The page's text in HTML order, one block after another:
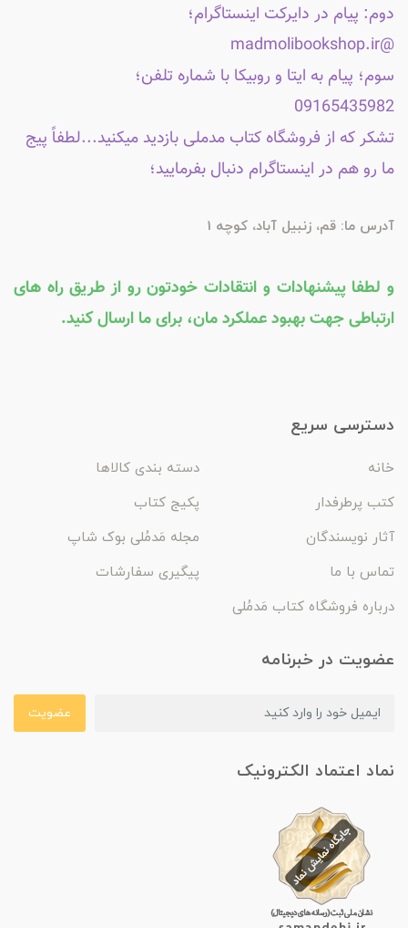
دوم: پیام در دایرکت اینستاگرام؛
@madmolibookshop.ir
سوم؛ پیام به ایتا و روبیکا با شماره تلفن؛
09165435982
تشکر که از فروشگاه کتاب مدملی بازدید میکنید...لطفاً پیج
ما رو هم در اینستاگرام دنبال بفرمایید؛
آدرس ما: قم، زنبیل آباد، کوچه 1
و لطفا پیشنهادات و انتقادات خودتون رو از طریق راه های
ارتباطی جهت بهبود عملکرد مان، برای ما ارسال کنید.
دسترسی سریع
خانه
دسته بندی کالاها
کتب پرطرفدار
پکیج کتاب
آثار نویسندگان
مجله مَدمُلی بوک شاپ
تماس با ما
پیگیری سفارشات
درباره فروشگاه کتاب مَدمُلی
عضویت در خبرنامه
عضویت
نماد اعتماد الکترونیک